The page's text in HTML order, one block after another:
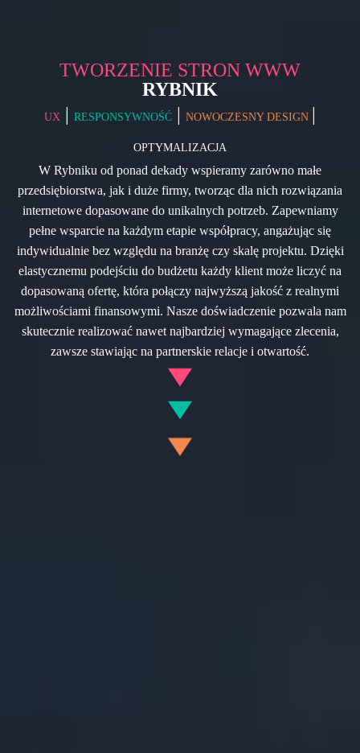
TWORZENIE STRON WWW
RYBNIK
UX | RESPONSYWNOŚĆ | NOWOCZESNY DESIGN |
OPTYMALIZACJA
W Rybniku od ponad dekady wspieramy zarówno małe
przedsiębiorstwa, jak i duże firmy, tworząc dla nich rozwiązania
internetowe dopasowane do unikalnych potrzeb. Zapewniamy
pełne wsparcie na każdym etapie współpracy, angażując się
indywidualnie bez względu na branżę czy skalę projektu. Dzięki
elastycznemu podejściu do budżetu każdy klient może liczyć na
dopasowaną ofertę, która połączy najwyższą jakość z realnymi
możliwościami finansowymi. Nasze doświadczenie pozwala nam
skutecznie realizować nawet najbardziej wymagające zlecenia,
zawsze stawiając na partnerskie relacje i otwartość.